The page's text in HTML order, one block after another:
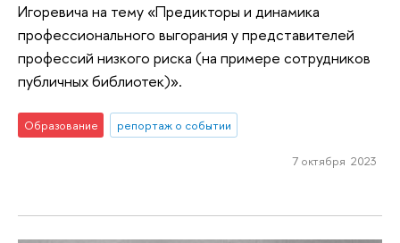
Игоревича на тему «Предикторы и динамика
профессионального выгорания у представителей
профессий низкого риска (на примере сотрудников
публичных библиотек)».
Образование репортаж о событии
7 октября 2023